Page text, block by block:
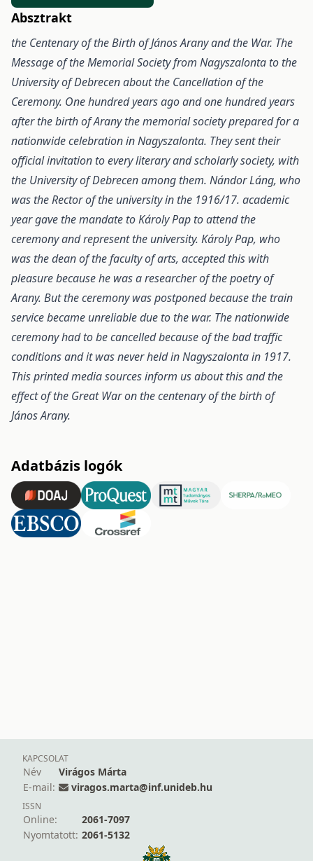
Absztrakt
the Centenary of the Birth of János Arany and the War. The
Message of the Memorial Society from Nagyszalonta to the
University of Debrecen about the Cancellation of the
Ceremony. One hundred years ago and one hundred years
after the birth of Arany the memorial society prepared for a
nationwide celebration in Nagyszalonta. They sent their
official invitation to every literary and scholarly society, with
the University of Debrecen among them. Nándor Láng, who
was the Rector of the university in the 1916/17. academic
year gave the mandate to Károly Pap to attend the
ceremony and represent the university. Károly Pap, who
was the dean of the faculty of arts, accepted this with
pleasure because he was a researcher of the poetry of
Arany. But the ceremony was postponed because the train
service became unreliable due to the war. The nationwide
ceremony had to be cancelled because of the bad traffic
conditions and it was never held in Nagyszalonta in 1917.
This printed media sources inform us about this and the
effect of the Great War on the centenary of the birth of
János Arany.
Adatbázis logók
KAPCSOLAT
Név
Virágos Márta
E-mail:
viragos.marta@inf.unideb.hu
ISSN
Online:
2061-7097
Nyomtatott: 2061-5132